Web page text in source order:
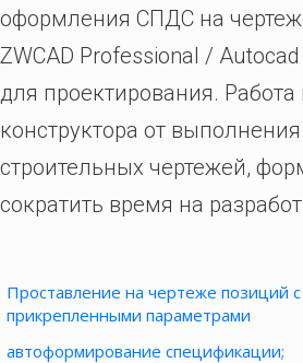
оформления СПДС на
ZWCAD Professional /
для проектирования.
конструктора от
строительных чертежей,
сократить время на
Проставление на чертеже позиций с
прикрепленными параметрами
автоформирование спецификации;